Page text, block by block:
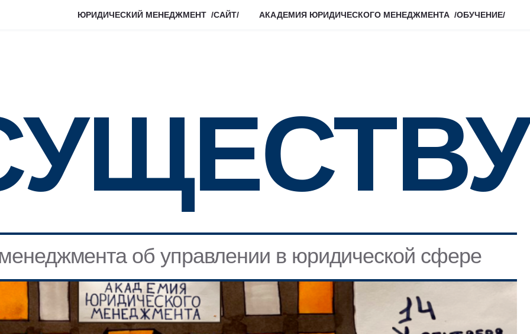
ЮРИДИЧЕСКИЙ МЕНЕДЖМЕНТ /САЙТ/ АКАДЕМИЯ ЮРИДИЧЕСКОГО МЕНЕДЖМЕНТА /ОБУЧЕНИЕ/
об управлении в юридической сфере